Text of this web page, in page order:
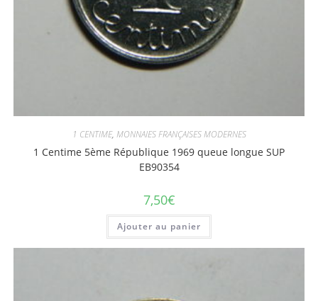
1 CENTIME, MONNAIES FRANÇAISES MODERNES
1 Centime 5ème République 1969 queue longue SUP
EB90354
7,50€
Ajouter au panier